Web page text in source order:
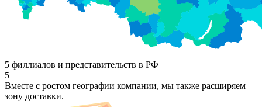
5 филлиалов и представительств в РФ
5
Вместе с ростом географии компании, мы также расширяем
зону доставки.